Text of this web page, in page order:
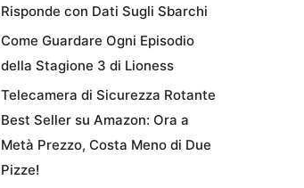
Risponde con Dati Sugli Sbarchi
Come Guardare Ogni Episodio
della Stagione 3 di Lioness
Telecamera di Sicurezza Rotante
Best Seller su Amazon: Ora a
Metà Prezzo, Costa Meno di Due
Pizze!